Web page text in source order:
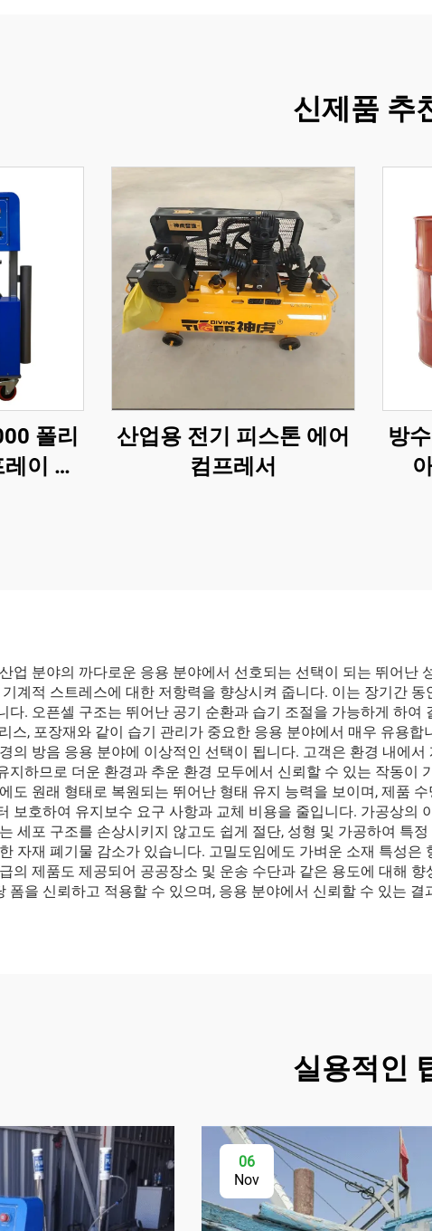
신제품 추
폴리
이 폼
산업용 전기 피스톤 에어
컴프레서
방
업 분야의 까다로운 응용 분야에서 선호되는 선택이 되는 뛰어난
계적 스트레스에 대한 저항력을 향상시켜 줍니다. 이는 장기간
다. 오픈셀 구조는 뛰어난 공기 순환과 습기 조절을 가능하게 하
스, 포장재와 같이 습기 관리가 중요한 응용 분야에서 매우 유용
의 방음 응용 분야에 이상적인 선택이 됩니다. 고객은 환경 내에
지하므로 더운 환경과 추운 환경 모두에서 신뢰할 수 있는 작동이
도 원래 형태로 복원되는 뛰어난 형태 유지 능력을 보이며, 제품
보호하여 유지보수 요구 사항과 교체 비용을 줄입니다. 가공상
세포 구조를 손상시키지 않고도 쉽게 절단, 성형 및 가공하여 특
자재 폐기물 감소가 있습니다. 고밀도임에도 가벼운 소재 특성
의 제품도 제공되어 공공장소 및 운송 수단과 같은 용도에 대해
폼을 신뢰하고 적용할 수 있으며, 응용 분야에서 신뢰할 수 있는
실용적인
06
Nov